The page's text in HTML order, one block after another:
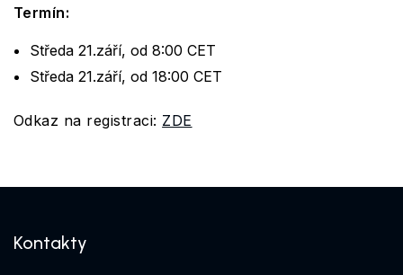
Termín:
Středa 21.září, od 8:00 CET
Středa 21.září, od 18:00 CET
Odkaz na registraci: ZDE
Kontakty